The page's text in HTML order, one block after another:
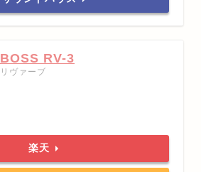
BOSS RV-3
リヴァーブ
楽天